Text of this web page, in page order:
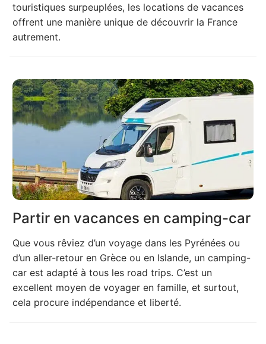
touristiques surpeuplées, les locations de vacances
offrent une manière unique de découvrir la France
autrement.
Partir en vacances en camping-car
Que vous rêviez d’un voyage dans les Pyrénées ou
d’un aller-retour en Grèce ou en Islande, un camping-
car est adapté à tous les road trips. C’est un
excellent moyen de voyager en famille, et surtout,
cela procure indépendance et liberté.